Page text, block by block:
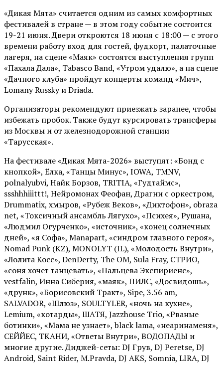
«Дикая Мята» считается одним из самых комфортных
фестивалей в стране — в этом году событие состоится
19-21 июня. Двери откроются 18 июня с 18:00 — с этого
времени работу вход для гостей, фудкорт, палаточные
лагеря, на сцене «Маяк» состоятся выступления групп
«Пахала Дала», Tabasco Band, «Утром удалю», а на сцене
«Дачного клуба» пройдут концерты команд «Мич»,
Lomany Russky и Driada.
Организаторы рекомендуют приезжать заранее, чтобы
избежать пробок. Также будут курсировать трансферы
из Москвы и от железнодорожной станции
«Тарусская».
На фестивале «Дикая Мята-2026» выступят: «Бонд с
кнопкой», Ёлка, «Танцы Минус», IOWA, TMNV,
polnalyubvi, Найк Борзов, TRITIA, «Гудтаймс»,
ssshhhiiittt!, Нейромонах Феофан, Драгни с оркестром,
Drummatix, хмыров, «Рубеж Веков», «Диктофон», obraza
net, «Токсичный ансамбль Лягухо», «Психея», Рушана,
«Людмил Огурченко», «источник», «конец солнечных
дней», «я Софа», Manapart, «синдром главного героя»,
Nomad Punk (KZ), MONOLYT (IL), «Молодость Внутри»,
«Лолита Косс», DenDerty, The OM, Sula Fray, СТРИО,
«соня хочет танцевать», «Пальцева Экспириенс»,
vestfalin, Инна Сиберия, «маяк», ПИЛС, «Досвидошь»,
«друнк», «Борисовский Тракт», Sipe, 3.56 am,
SALVADOR, «Шлюз», SOULTYLER, «ночь на кухне»,
Lemium, «котарды», ШАТЯ, Jazzhouse Trio, «Рваные
ботинки», «Мама не узнает», black lama, «неаринаменя»,
СЕЙЙЕС, ТКАНИ, «Ответы Внутри», ВОДОПАДЫ и
многие другие. Диджей-сеты: DJ Грув, DJ Peretse, DJ
Android, Saint Rider, М.Pravda, DJ AKS, Somnia, LIRA, DJ